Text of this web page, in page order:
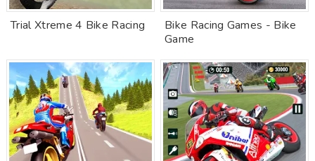
Trial Xtreme 4 Bike Racing
Bike Racing Games - Bike
Game